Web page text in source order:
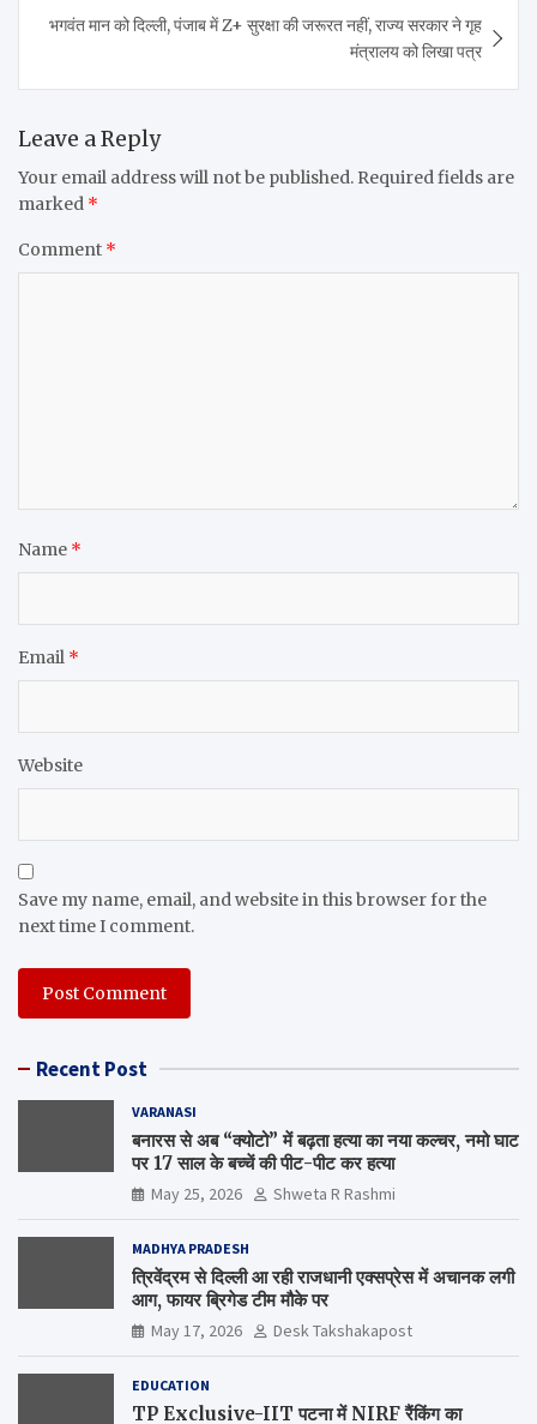
भगवंत मान को दिल्ली, पंजाब में Z+ सुरक्षा की जरूरत नहीं, राज्य सरकार ने गृह
मंत्रालय को लिखा पत्र
Leave a Reply
Your email address will not be published. Required fields are
marked *
Comment *
Name *
Email *
Website
Save my name, email, and website in this browser for the
next time I comment.
Recent Post
VARANASI
बनारस से अब “क्योटो” में बढ़ता हत्या का नया कल्चर, नमो घाट
पर 17 साल के बच्चें की पीट-पीट कर हत्या
May 25, 2026 Shweta R Rashmi
MADHYA PRADESH
त्रिवेंद्रम से दिल्ली आ रही राजधानी एक्सप्रेस में अचानक लगी
आग, फायर ब्रिगेड टीम मौके पर
May 17, 2026 Desk Takshakapost
EDUCATION
TP Exclusive-IIT पटना में NIRF रैंकिंग का